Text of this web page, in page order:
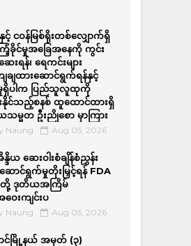
င့် ငဝန်မြစ်ရိုးတစ်လျှောက်ရှိ
ကြံ့ခိုင်မှုအခြေအနေကို ကွင်း
းရန်၊ ရေကင်းများ
ချထားဆောင်ရွက်ရန်နှင့်
မှုရှိပါက ပြည်သူလူထုကို
င်သည့်စနစ် ထူထောင်ထားရှိ
မ္မတ ဦးညိုစော မှာကြား
Naung Aug 05, 2026
န္ဒိယ ဆေးဝါးစံချိန်စံညွှန်း
ဆောင်ရွက်မှုတိုးမြှင့်ရန် FDA
တို့ ဒုတိယအကြိမ်
ေးကျင်းပ
Naung Aug 05, 2026
င်မြို့နယ် အမှတ် (၃)